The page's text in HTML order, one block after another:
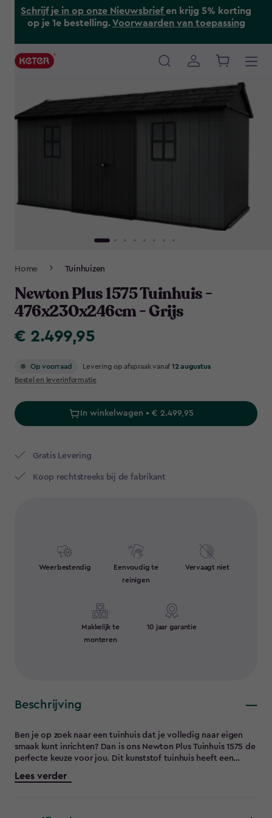
Schrijf je in op onze Nieuwsbriefen krijg 5% korting
op je 1e bestelling.Voorwaarden van toepassing
Main
Home Tuinhuizen
Newton Plus 1575 Tuinhuis -
476x230x246cm - Grijs
€
€ 2.499,95
Op voorraad Levering op afspraak vanaf 12 augustus
Bestel en leverinformatie
In winkelwagen • € 2.499,95
Gratis Levering​
Koop rechtstreeks bij de fabrikant
Weerbestendig
Eenvoudig te
reinigen
Vervaagt niet
Makkelijk te
monteren
10 jaar garantie
Beschrijving
Ben je op zoek naar een tuinhuis dat je volledig naar eigen
smaak kunt inrichten? Dan is ons Newton Plus Tuinhuis 1575 de
perfecte keuze voor jou. Dit kunststof tuinhuis heeft een
innovatief modulair ontwerp, waardoor je één schuur op
twee manieren kunt bouwen, geheel naar jouw tuin- en
voor grote items of een brede schuur voor gemakkelijke
Lees verder